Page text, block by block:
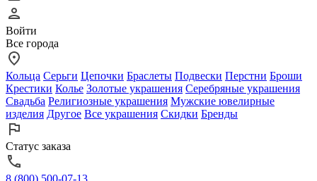
Войти
Все города
Кольца Серьги Цепочки Браслеты Подвески Перстни Броши
Крестики Колье Золотые украшения Серебряные украшения
Свадьба Религиозные украшения Мужские ювелирные
изделия Другое Все украшения Скидки Бренды
Статус заказа
8 (800) 500-07-13